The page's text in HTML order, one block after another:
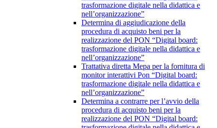
trasformazione digitale nella didattica e
nell’organizzazione”
Determina di aggiudicazione della
procedura di acquisto beni per la
realizzazione del PON “Digital board:
trasformazione digitale nella didattica e
nell’organizzazione”
Trattativa diretta Mepa per la fornitura di
monitor interattivi Pon “Digital board:
trasformazione digitale nella didattica e
nell’organizzazione”
Determina a contrarre per l’avvio della
procedura di acquisto beni per la
realizzazione del PON “Digital board: